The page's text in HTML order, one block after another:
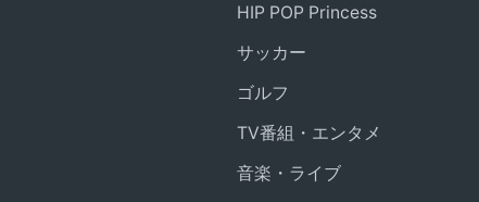
HIP POP Princess
サッカー
ゴルフ
TV番組・エンタメ
音楽・ライブ